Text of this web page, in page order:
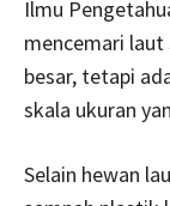
Ilmu
mencemari laut
besar, tetapi
skala ukuran
Selain hewan